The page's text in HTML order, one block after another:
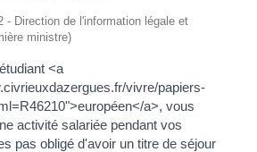
- Direction de l'information légale et
ministre)
<a
vivre/papiers-
a>, vous
activité salariée pendant vos
pas obligé d'avoir un titre de séjour